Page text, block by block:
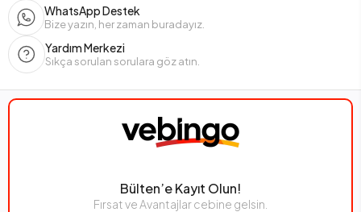
WhatsApp Destek
Bize yazın, her zaman buradayız.
Yardım Merkezi
Sıkça sorulan sorulara göz atın.
Bülten’e Kayıt Olun!
Fırsat ve Avantajlar cebine gelsin.